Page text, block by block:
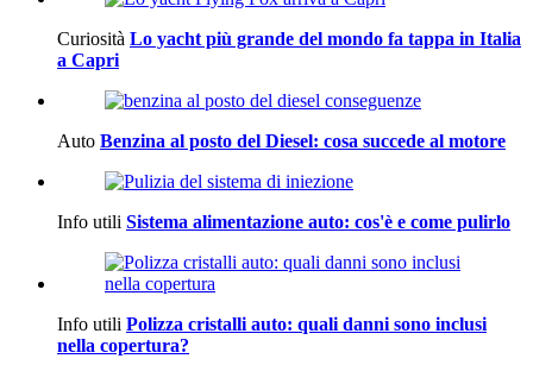
Curiosità Lo yacht più grande del mondo fa tappa in Italia
a Capri
Auto Benzina al posto del Diesel: cosa succede al motore
Info utili Sistema alimentazione auto: cos'è e come pulirlo
Info utili Polizza cristalli auto: quali danni sono inclusi
nella copertura?